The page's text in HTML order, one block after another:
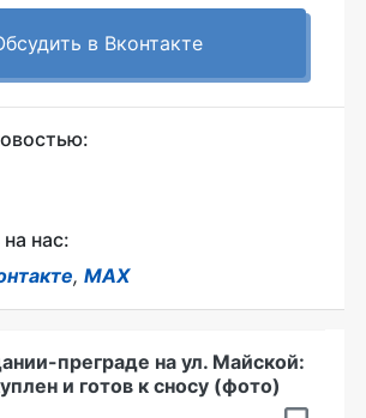
в Вконтакте
нас:
, MAX
преграде на ул. Майской:
и готов к сносу (фото)